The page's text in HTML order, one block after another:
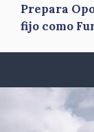
Prepara
fijo como